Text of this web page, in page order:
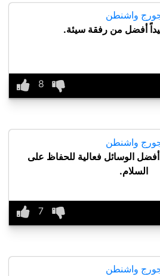
واشنطن
أفضل من رفقة سيئة.
واشنطن
الوسائل فعالية للحفاظ على
السلام.
واشنطن